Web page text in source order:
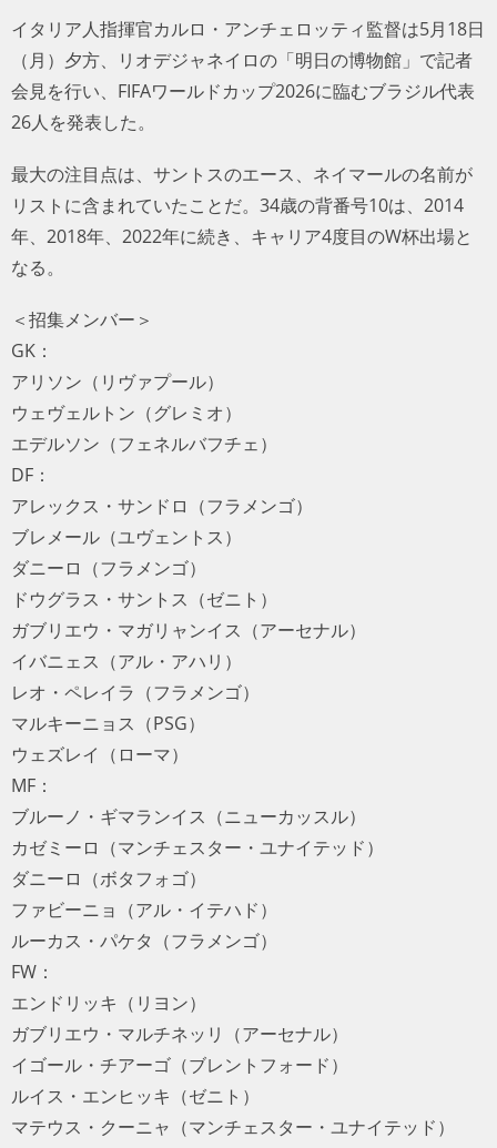
イタリア人指揮官カルロ・アンチェロッティ監督は5月18日
（月）夕方、リオデジャネイロの「明日の博物館」で記者
会見を行い、FIFAワールドカップ2026に臨むブラジル代表
26人を発表した。
最大の注目点は、サントスのエース、ネイマールの名前が
リストに含まれていたことだ。34歳の背番号10は、2014
年、2018年、2022年に続き、キャリア4度目のW杯出場と
なる。
＜招集メンバー＞
GK：
アリソン（リヴァプール）
ウェヴェルトン（グレミオ）
エデルソン（フェネルバフチェ）
DF：
アレックス・サンドロ（フラメンゴ）
ブレメール（ユヴェントス）
ダニーロ（フラメンゴ）
ドウグラス・サントス（ゼニト）
ガブリエウ・マガリャンイス（アーセナル）
イバニェス（アル・アハリ）
レオ・ペレイラ（フラメンゴ）
マルキーニョス（PSG）
ウェズレイ（ローマ）
MF：
ブルーノ・ギマランイス（ニューカッスル）
カゼミーロ（マンチェスター・ユナイテッド）
ダニーロ（ボタフォゴ）
ファビーニョ（アル・イテハド）
ルーカス・パケタ（フラメンゴ）
FW：
エンドリッキ（リヨン）
ガブリエウ・マルチネッリ（アーセナル）
イゴール・チアーゴ（ブレントフォード）
ルイス・エンヒッキ（ゼニト）
マテウス・クーニャ（マンチェスター・ユナイテッド）